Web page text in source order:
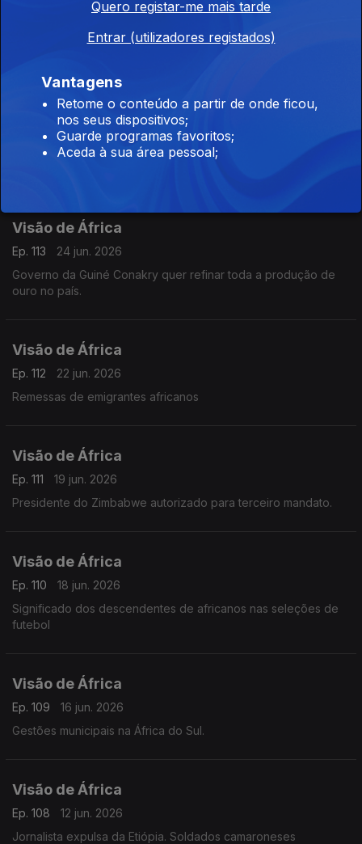
África do Sul: falência de Joanesburgo e ameaça xenófoba.
Visão de África
25 jun. 2026
Senado do Zimbabwe muda Constituição. Grande operação
Visão de África
Ep. 113
24 jun. 2026
Governo da Guiné Conakry quer refinar toda a produção de
ouro no país.
Visão de África
Ep. 112
22 jun. 2026
Remessas de emigrantes africanos
Visão de África
Ep. 111
19 jun. 2026
Presidente do Zimbabwe autorizado para terceiro mandato.
Visão de África
Ep. 110
18 jun. 2026
Significado dos descendentes de africanos nas seleções de
futebol
Visão de África
Ep. 109
16 jun. 2026
Gestões municipais na África do Sul.
Visão de África
Ep. 108
12 jun. 2026
Jornalista expulsa da Etiópia. Soldados camaroneses
Quero registar-me mais tarde
Entrar (utilizadores registados)
Vantagens
Retome o conteúdo a partir de onde ficou,
nos seus dispositivos;
Guarde programas favoritos;
Aceda à sua área pessoal;